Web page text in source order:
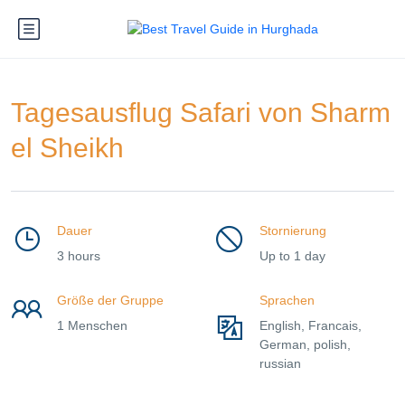
Tagesausflug Safari von Sharm
el Sheikh
Dauer
3 hours
Stornierung
Up to 1 day
Größe der Gruppe
1 Menschen
Sprachen
English, Francais,
German, polish,
russian